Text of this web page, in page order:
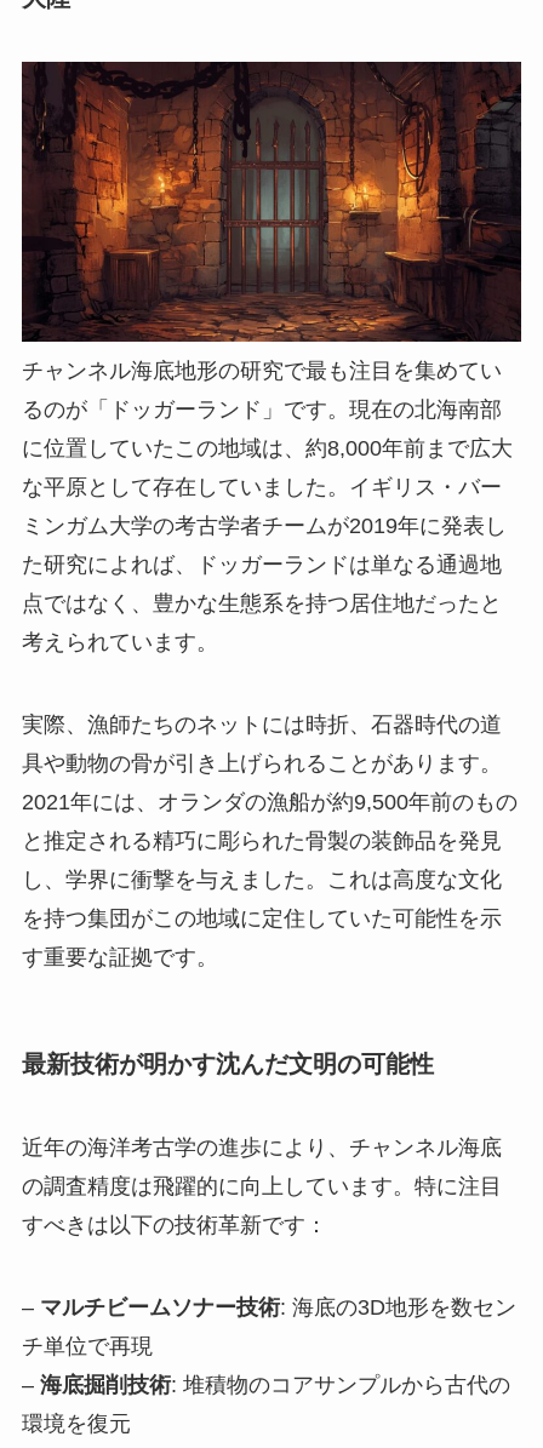
チャンネル海底地形の研究で最も注目を集めてい
るのが「ドッガーランド」です。現在の北海南部
に位置していたこの地域は、約8,000年前まで広大
な平原として存在していました。イギリス・バー
ミンガム大学の考古学者チームが2019年に発表し
た研究によれば、ドッガーランドは単なる通過地
点ではなく、豊かな生態系を持つ居住地だったと
考えられています。
実際、漁師たちのネットには時折、石器時代の道
具や動物の骨が引き上げられることがあります。
2021年には、オランダの漁船が約9,500年前のもの
と推定される精巧に彫られた骨製の装飾品を発見
し、学界に衝撃を与えました。これは高度な文化
を持つ集団がこの地域に定住していた可能性を示
す重要な証拠です。
最新技術が明かす沈んだ文明の可能性
近年の海洋考古学の進歩により、チャンネル海底
の調査精度は飛躍的に向上しています。特に注目
すべきは以下の技術革新です：
– マルチビームソナー技術: 海底の3D地形を数セン
チ単位で再現
– 海底掘削技術: 堆積物のコアサンプルから古代の
環境を復元